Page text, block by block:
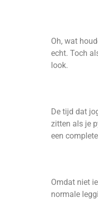
Oh, wat
echt. Toch
look.
De tijd dat
zitten als je
een
Omdat niet
normale